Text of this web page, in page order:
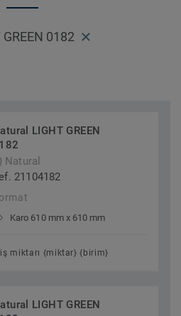
0182
LIGHT GREEN
Natural
21104182
Karo 610 mm x 610 mm
miktarı {miktar} {birim}
LIGHT GREEN